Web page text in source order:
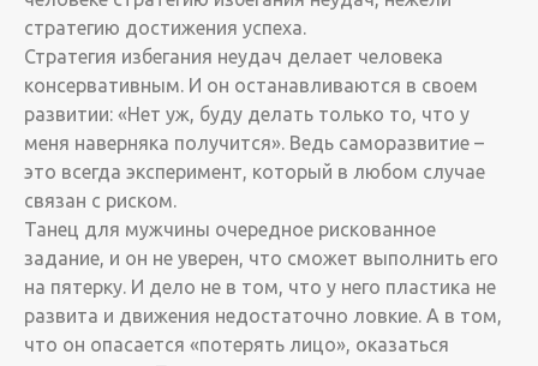
стратегию достижения успеха.
Стратегия избегания неудач делает человека
консервативным. И он останавливаются в своем
развитии: «Нет уж, буду делать только то, что у
меня наверняка получится». Ведь саморазвитие –
это всегда эксперимент, который в любом случае
связан с риском.
Танец для мужчины очередное рискованное
задание, и он не уверен, что сможет выполнить его
на пятерку. И дело не в том, что у него пластика не
развита и движения недостаточно ловкие. А в том,
что он опасается «потерять лицо», оказаться